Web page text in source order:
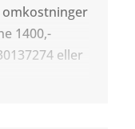
omkostninger
1400,-
eller